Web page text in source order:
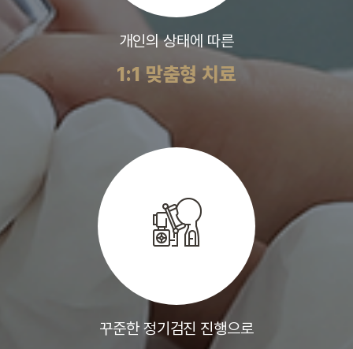
개인의 상태에 따른
1:1 맞춤형 치료
꾸준한 정기검진 진행으로